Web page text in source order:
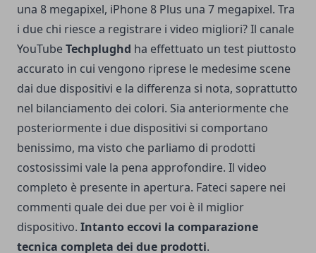
una 8 megapixel, iPhone 8 Plus una 7 megapixel. Tra
i due chi riesce a registrare i video migliori? Il canale
YouTubeTechplughd ha effettuato un test piuttosto
accurato in cui vengono riprese le medesime scene
dai due dispositivi e la differenza si nota, soprattutto
nel bilanciamento dei colori. Sia anteriormente che
posteriormente i due dispositivi si comportano
benissimo, ma visto che parliamo di prodotti
costosissimi vale la pena approfondire. Il video
completo è presente in apertura. Fateci sapere nei
commenti quale dei due per voi è il miglior
dispositivo. Intanto eccovi la comparazione
tecnica completa dei due prodotti.